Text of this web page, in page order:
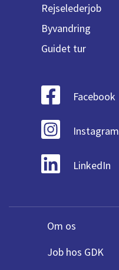
Rejselederjob
Byvandring
Guidet tur
Facebook
Instagram
LinkedIn
Om os
Job hos GDK